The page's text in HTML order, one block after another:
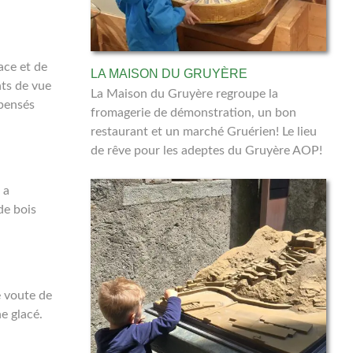
et de
de vue
a
bois
voute de
glacé.
LA MAISON DU GRUYÈRE
La Maison du Gruyère regroupe la
fromagerie de démonstration, un bon
restaurant et un marché Gruérien! Le lieu
de rêve pour les adeptes du Gruyère AOP!